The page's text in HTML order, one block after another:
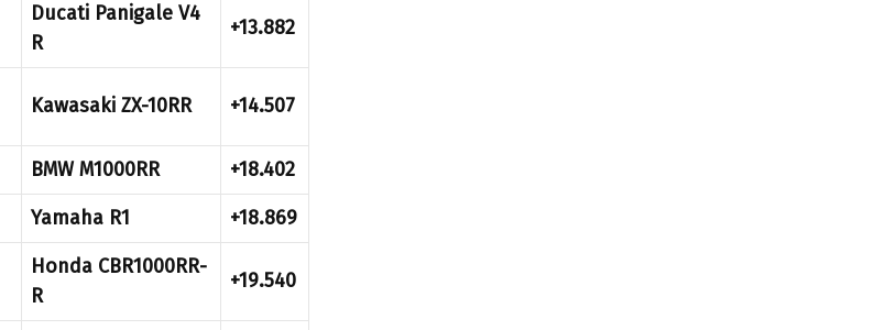
Ducati Panigale V4
R
+13.882
Kawasaki ZX-10RR +14.507
BMW M1000RR
+18.402
Yamaha R1 +18.869
Honda CBR1000RR-
R
+19.540